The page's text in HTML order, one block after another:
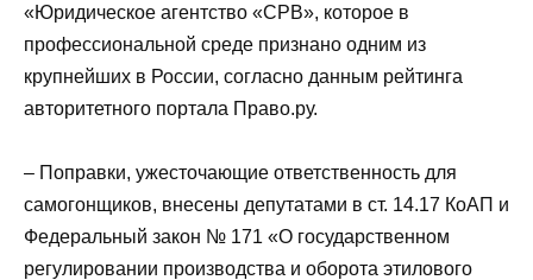
«Юридическое агентство «СРВ», которое в
профессиональной среде признано одним из
крупнейших в России, согласно данным рейтинга
авторитетного портала Право.ру.
– Поправки, ужесточающие ответственность для
самогонщиков, внесены депутатами в ст. 14.17 КоАП и
Федеральный закон № 171 «О государственном
регулировании производства и оборота этилового